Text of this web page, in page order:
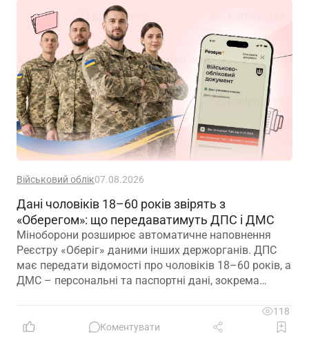
Військовий облік07.08.2026
Дані чоловіків 18–60 років звірять з
«Оберегом»: що передаватимуть ДПС і ДМС
Міноборони розширює автоматичне наповнення
Реєстру «Оберіг» даними інших держорганів. ДПС
має передати відомості про чоловіків 18–60 років, а
ДМС – персональні та паспортні дані, зокрема
118
Коментувати